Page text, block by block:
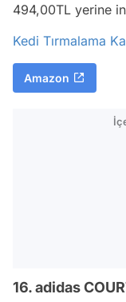
494,00TL yerine
Kedi Tırmalama
Amazon
16. adidas